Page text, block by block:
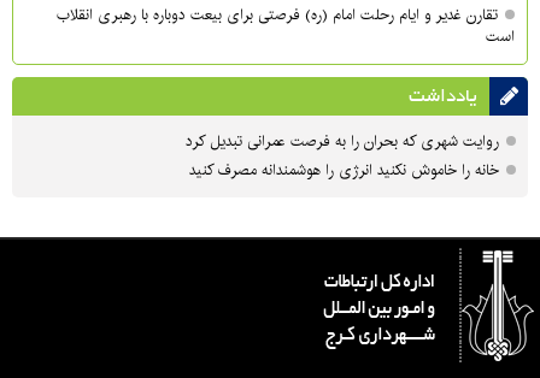
تقارن غدیر و ایام رحلت امام (ره) فرصتی برای بیعت دوباره با رهبری انقلاب
است
یادداشت
روایت شهری که بحران را به فرصت عمرانی تبدیل کرد
خانه را خاموش نکنید انرژی را هوشمندانه مصرف کنید